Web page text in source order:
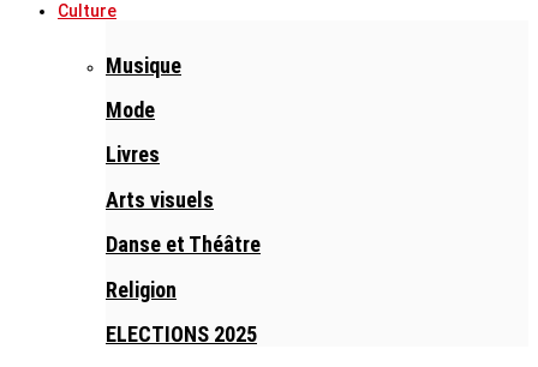
Culture
Musique
Mode
Livres
Arts visuels
Danse et Théâtre
Religion
ELECTIONS 2025